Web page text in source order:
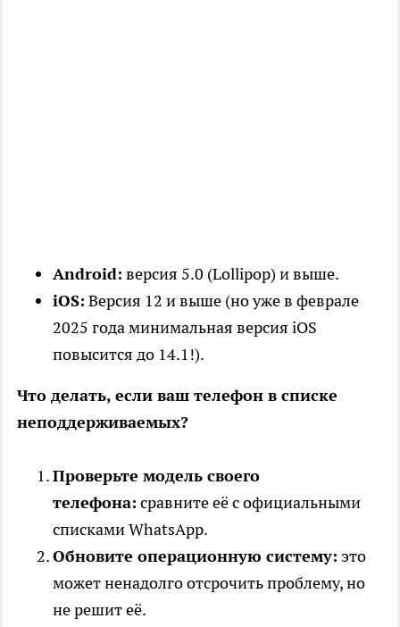
Android: версия 5.0 (Lollipop) и выше.
iOS: Версия 12 и выше (но уже в феврале
2025 года минимальная версия iOS
повысится до 14.1!).
Что делать, если ваш телефон в списке
неподдерживаемых?
Проверьте модель своего
телефона: сравните её с официальными
списками WhatsApp.
Обновите операционную систему: это
может ненадолго отсрочить проблему, но
не решит её.